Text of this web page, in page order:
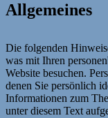
Allgemeines
Die folgenden
was mit Ihren
Website besuchen.
denen Sie persönlich
Informationen zum
unter diesem Text